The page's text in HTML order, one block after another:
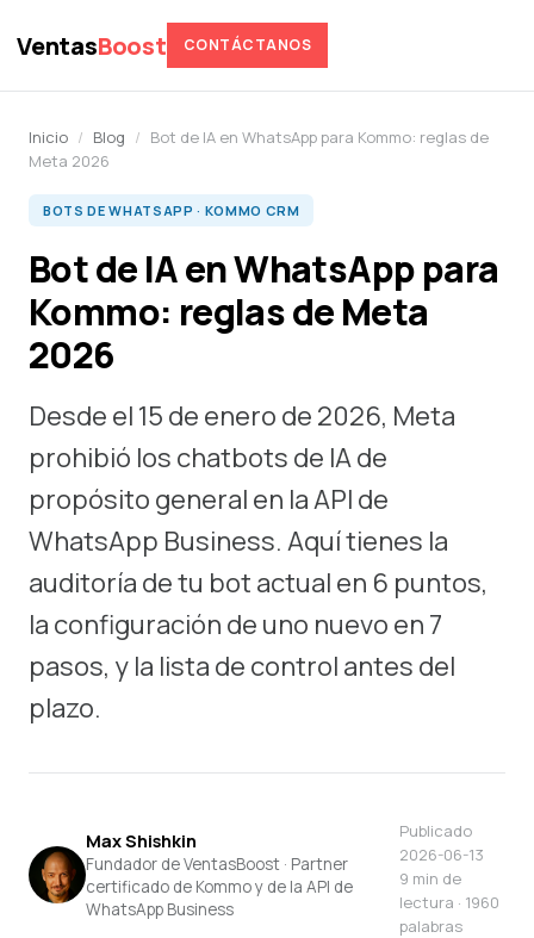
VentasBoost CONTÁCTANOS
Inicio / Blog / Bot de IA en WhatsApp para Kommo: reglas de
Meta 2026
BOTS DE WHATSAPP · KOMMO CRM
Bot de IA en WhatsApp para
Kommo: reglas de Meta
2026
Desde el 15 de enero de 2026, Meta
prohibió los chatbots de IA de
propósito general en la API de
WhatsApp Business. Aquí tienes la
auditoría de tu bot actual en 6 puntos,
la configuración de uno nuevo en 7
pasos, y la lista de control antes del
plazo.
Max Shishkin
Fundador de VentasBoost · Partner
certificado de Kommo y de la API de
WhatsApp Business
Publicado
2026-06-13
9 min de
lectura · 1960
palabras